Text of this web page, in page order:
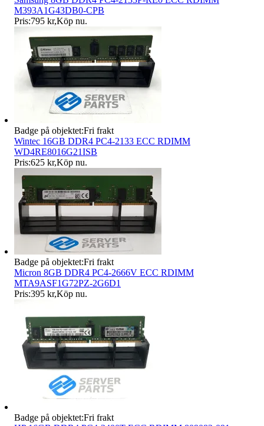
M393A1G43DB0-CPB
Pris:795 kr,Köp nu.
Badge på objektet:Fri frakt
Wintec 16GB DDR4 PC4-2133 ECC RDIMM
WD4RE8016G21ISB
Pris:625 kr,Köp nu.
Badge på objektet:Fri frakt
Micron 8GB DDR4 PC4-2666V ECC RDIMM
MTA9ASF1G72PZ-2G6D1
Pris:395 kr,Köp nu.
Badge på objektet:Fri frakt